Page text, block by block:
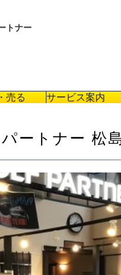
トナー
売る サービス案内
ートナー 松